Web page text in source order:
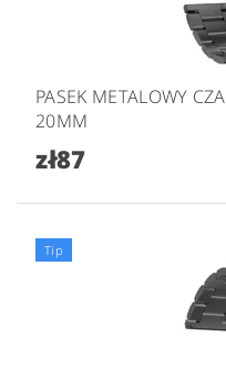
PASEK METALOWY
20MM
zł87
Tip